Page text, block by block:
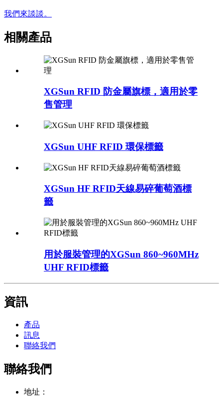
我們來談談。
相關產品
XGSun RFID 防金屬旗標，適用於零
售管理
XGSun UHF RFID 環保標籤
XGSun HF RFID天線易碎葡萄酒標
籤
用於服裝管理的XGSun 860~960MHz
UHF RFID標籤
資訊
產品
訊息
聯絡我們
聯絡我們
地址：